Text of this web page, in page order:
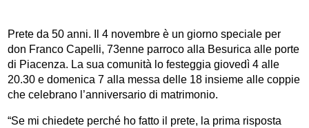
Prete da 50 anni. Il 4 novembre è un giorno speciale per
don Franco Capelli, 73enne parroco alla Besurica alle porte
di Piacenza. La sua comunità lo festeggia giovedì 4 alle
20.30 e domenica 7 alla messa delle 18 insieme alle coppie
che celebrano l’anniversario di matrimonio.
“Se mi chiedete perché ho fatto il prete, la prima risposta